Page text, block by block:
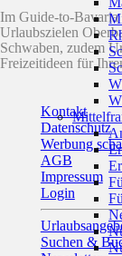
Im Guide-to-
Urlaubszielen
Schwaben, zudem
Freizeitideen für
Kontakt
Datenschutz
Werbung
AGB
Impressum
Login
Suchen &